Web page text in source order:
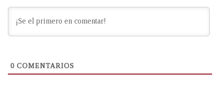
0 COMENTARIOS